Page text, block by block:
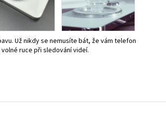
Už nikdy se nemusíte bát, že vám telefon
ruce při sledování videí.